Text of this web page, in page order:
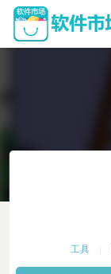
工具